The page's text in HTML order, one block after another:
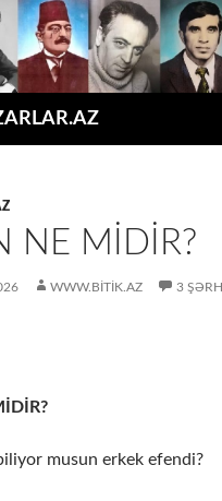
NE MİDİR?
WWW.BITIK.AZ 3 ŞƏRH
musun erkek efendi?